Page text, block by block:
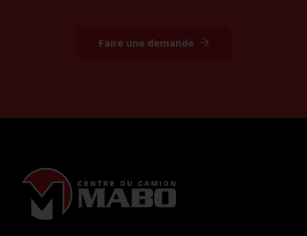
Faire une demande